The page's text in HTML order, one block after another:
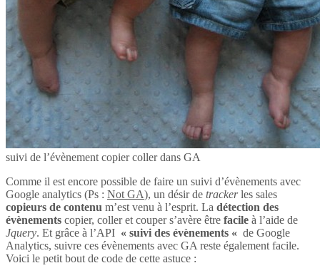
suivi de l’évènement copier coller dans GA
Comme il est encore possible de faire un suivi d’évènements avec
Google analytics (Ps : Not GA), un désir de trackerles sales
copieurs de contenu m’est venu à l’esprit. La détection des
évènements copier, coller et couper s’avère être facile à l’aide de
Jquery. Et grâce à l’API « suivi des évènements « de Google
Analytics, suivre ces évènements avec GA reste également facile.
Voici le petit bout de code de cette astuce :